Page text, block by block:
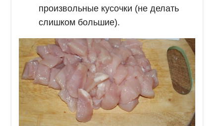
произвольные кусочки (не делать
слишком большие).